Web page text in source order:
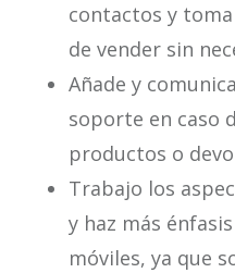
contactos y
de vender sin
Añade y
soporte en caso
productos o
Trabajo los
y haz más
móviles, ya que